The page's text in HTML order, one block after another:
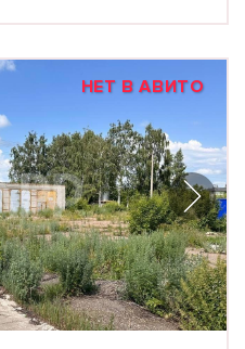
НЕТ В АВИТО